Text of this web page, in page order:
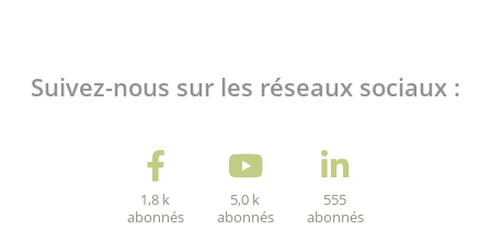
Suivez-nous sur les réseaux sociaux :
1,8 k
abonnés
5,0 k
abonnés
555
abonnés